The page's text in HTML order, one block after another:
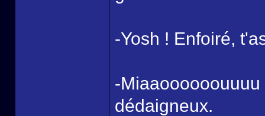
-Yosh ! Enfoiré,
-
dédaigneux.